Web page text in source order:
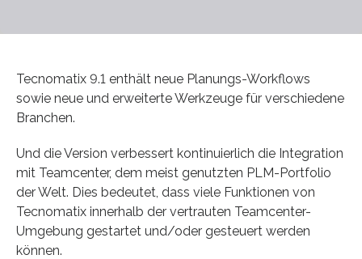
Tecnomatix 9.1 enthält neue Planungs-Workflows
sowie neue und erweiterte Werkzeuge für verschiedene
Branchen.
Und die Version verbessert kontinuierlich die Integration
mit Teamcenter, dem meist genutzten PLM-Portfolio
der Welt. Dies bedeutet, dass viele Funktionen von
Tecnomatix innerhalb der vertrauten Teamcenter-
Umgebung gestartet und/oder gesteuert werden
können.